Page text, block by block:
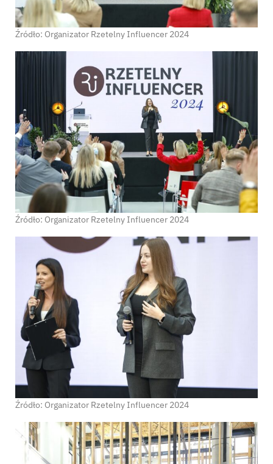
Źródło: Organizator Rzetelny Influencer 2024
Źródło: Organizator Rzetelny Influencer 2024
Źródło: Organizator Rzetelny Influencer 2024